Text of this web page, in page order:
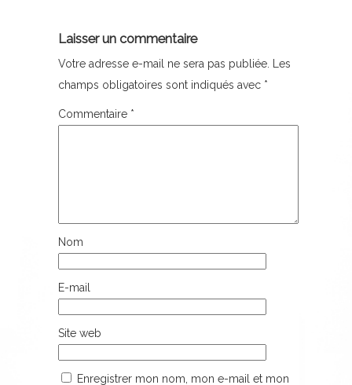
Laisser un commentaire
Votre adresse e-mail ne sera pas publiée.
Les
champs obligatoires sont indiqués avec *
Commentaire *
Nom
E-mail
Site web
Enregistrer mon nom, mon e-mail et mon